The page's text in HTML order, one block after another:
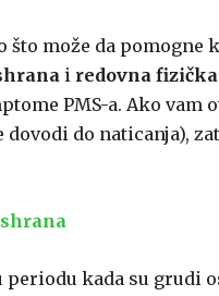
može da pomogne
i redovna
PMS-a. Ako
do naticanja),
periodu kada su